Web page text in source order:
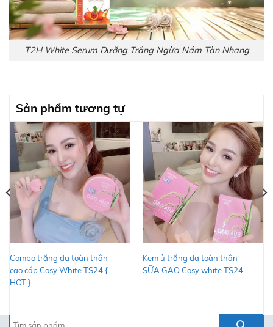
T2H White Serum Dưỡng Trắng Ngừa Nám Tàn Nhang
Sản phẩm tương tự
Combo trắng da toàn thân
cao cấp Cosy White TS24 {
HOT }
Kem ủ trắng da toàn thân
SỮA GẠO Cosy white TS24
Tìm